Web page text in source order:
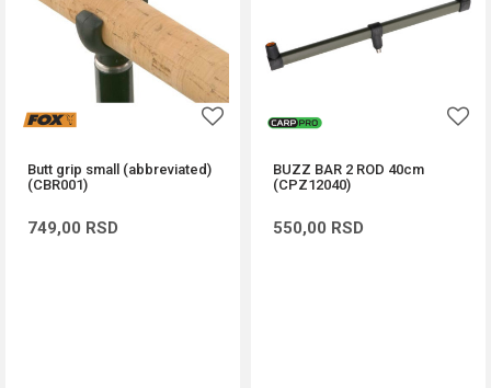
Butt grip small (abbreviated)
(CBR001)
749,00 RSD
BUZZ BAR 2 ROD 40cm
(CPZ12040)
550,00 RSD